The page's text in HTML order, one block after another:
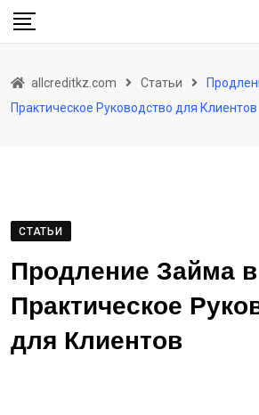
Skip
allcreditkz.com Статьи
Практическое Руководство для Клиентов
СТАТЬИ
Продление Займа
Практическое
для Клиентов